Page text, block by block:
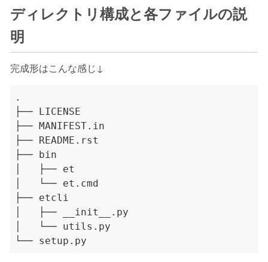
ディレクトリ構成と各ファイルの説
明
完成形はこんな感じ↓